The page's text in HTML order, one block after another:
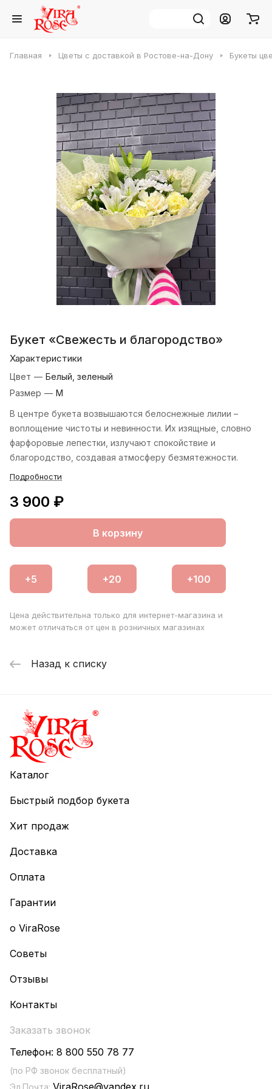
Главная Цветы с доставкой в Ростове-на-Дону Букеты
Букет «Свежесть и благородство»
Характеристики
Цвет — Белый, зеленый
Размер — M
В центре букета возвышаются белоснежные лилии –
воплощение чистоты и невинности. Их изящные, словно
фарфоровые лепестки, излучают спокойствие и
благородство, создавая атмосферу безмятежности.
Подробности
3 900 ₽
В корзину
Цена действительна только для интернет-магазина и
может отличаться от цен в розничных магазинах
Назад к списку
Каталог
Быстрый подбор букета
Хит продаж
Доставка
Оплата
Гарантии
о ViraRose
Советы
Отзывы
Контакты
Заказать звонок
Телефон: 8 800 550 78 77
(по РФ звонок бесплатный)
Эл.Почта: